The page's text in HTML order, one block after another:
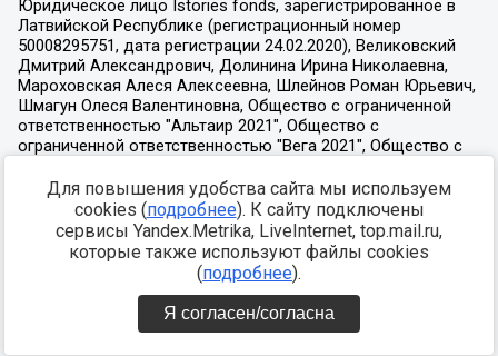
Для повышения удобства сайта мы используем
cookies (подробнее). К сайту подключены
сервисы Yandex.Metrika, LiveInternet, top.mail.ru,
которые также используют файлы cookies
(подробнее).
Я согласен/согласна